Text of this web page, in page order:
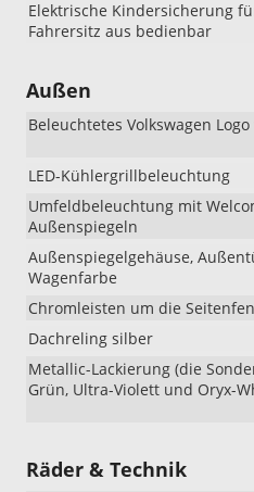
Elektrische Kindersicherung
Fahrersitz aus bedienbar
Außen
Beleuchtetes Volkswagen
LED-Kühlergrillbeleuchtung
Umfeldbeleuchtung mit
Außenspiegeln
Außenspiegelgehäuse,
Wagenfarbe
Chromleisten um die
Dachreling silber
Metallic-Lackierung (die
Grün, Ultra-Violett und Oryx-
Räder & Technik